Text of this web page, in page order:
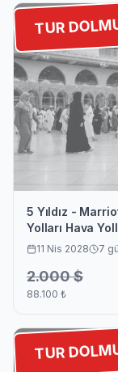
TUR
5 Yıldız -
Yolları Hava
11 Nis 2028 7
2.000$
88.100 ₺
TUR